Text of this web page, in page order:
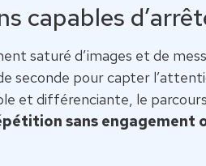
capables
saturé d’images et de
seconde pour capter
et différenciante, le
sans engagement